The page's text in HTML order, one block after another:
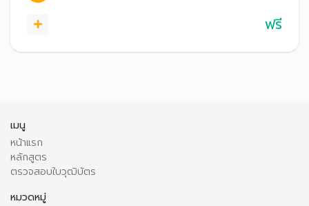
ฟรี
เมนู
หน้าแรก
หลักสูตร
ตรวจสอบใบวุฒิบัตร
หมวดหมู่